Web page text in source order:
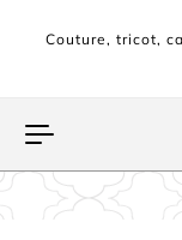
Couture, tricot,